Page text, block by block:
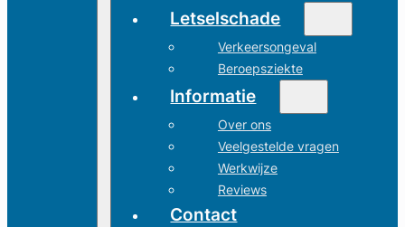
Letselschade
Verkeersongeval
Beroepsziekte
Informatie
Over ons
Veelgestelde vragen
Werkwijze
Reviews
Contact